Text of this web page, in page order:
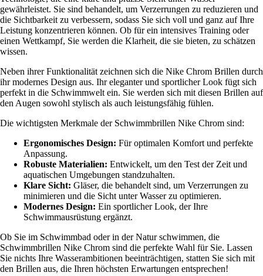
gewährleistet. Sie sind behandelt, um Verzerrungen zu reduzieren und
die Sichtbarkeit zu verbessern, sodass Sie sich voll und ganz auf Ihre
Leistung konzentrieren können. Ob für ein intensives Training oder
einen Wettkampf, Sie werden die Klarheit, die sie bieten, zu schätzen
wissen.
Neben ihrer Funktionalität zeichnen sich die Nike Chrom Brillen durch
ihr modernes Design aus. Ihr eleganter und sportlicher Look fügt sich
perfekt in die Schwimmwelt ein. Sie werden sich mit diesen Brillen auf
den Augen sowohl stylisch als auch leistungsfähig fühlen.
Die wichtigsten Merkmale der Schwimmbrillen Nike Chrom sind:
Ergonomisches Design: Für optimalen Komfort und perfekte
Anpassung.
Robuste Materialien: Entwickelt, um den Test der Zeit und
aquatischen Umgebungen standzuhalten.
Klare Sicht: Gläser, die behandelt sind, um Verzerrungen zu
minimieren und die Sicht unter Wasser zu optimieren.
Modernes Design: Ein sportlicher Look, der Ihre
Schwimmausrüstung ergänzt.
Ob Sie im Schwimmbad oder in der Natur schwimmen, die
Schwimmbrillen Nike Chrom sind die perfekte Wahl für Sie. Lassen
Sie nichts Ihre Wasserambitionen beeinträchtigen, statten Sie sich mit
den Brillen aus, die Ihren höchsten Erwartungen entsprechen!